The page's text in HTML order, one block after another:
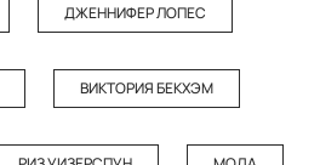
ДЖЕННИФЕР ЛОПЕС
ВИКТОРИЯ БЕКХЭМ